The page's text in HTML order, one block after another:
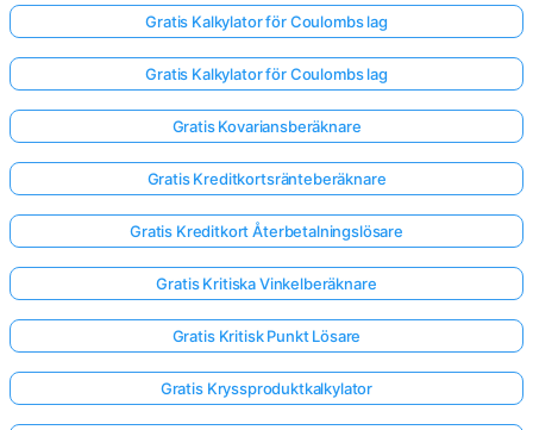
Gratis Kalkylator för Coulombs lag
Gratis Kalkylator för Coulombs lag
Gratis Kovariansberäknare
Gratis Kreditkortsränteberäknare
Gratis Kreditkort Återbetalningslösare
Gratis Kritiska Vinkelberäknare
Gratis Kritisk Punkt Lösare
Gratis Kryssproduktkalkylator